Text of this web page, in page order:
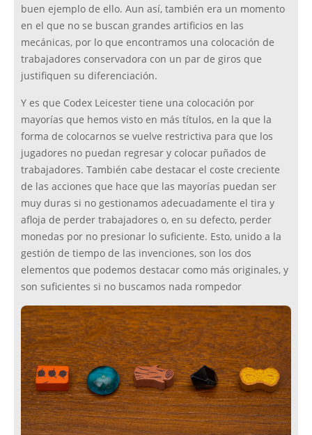
buen ejemplo de ello. Aun así, también era un momento
en el que no se buscan grandes artificios en las
mecánicas, por lo que encontramos una colocación de
trabajadores conservadora con un par de giros que
justifiquen su diferenciación.
Y es que Codex Leicester tiene una colocación por
mayorías que hemos visto en más títulos, en la que la
forma de colocarnos se vuelve restrictiva para que los
jugadores no puedan regresar y colocar puñados de
trabajadores. También cabe destacar el coste creciente
de las acciones que hace que las mayorías puedan ser
muy duras si no gestionamos adecuadamente el tira y
afloja de perder trabajadores o, en su defecto, perder
monedas por no presionar lo suficiente. Esto, unido a la
gestión de tiempo de las invenciones, son los dos
elementos que podemos destacar como más originales, y
son suficientes si no buscamos nada rompedor